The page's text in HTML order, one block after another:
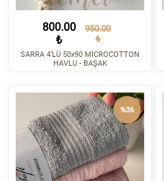
800.00
₺
950.00
₺
SARRA 4’LÜ 50x90 MİCROCOTTON
HAVLU - BAŞAK
%36